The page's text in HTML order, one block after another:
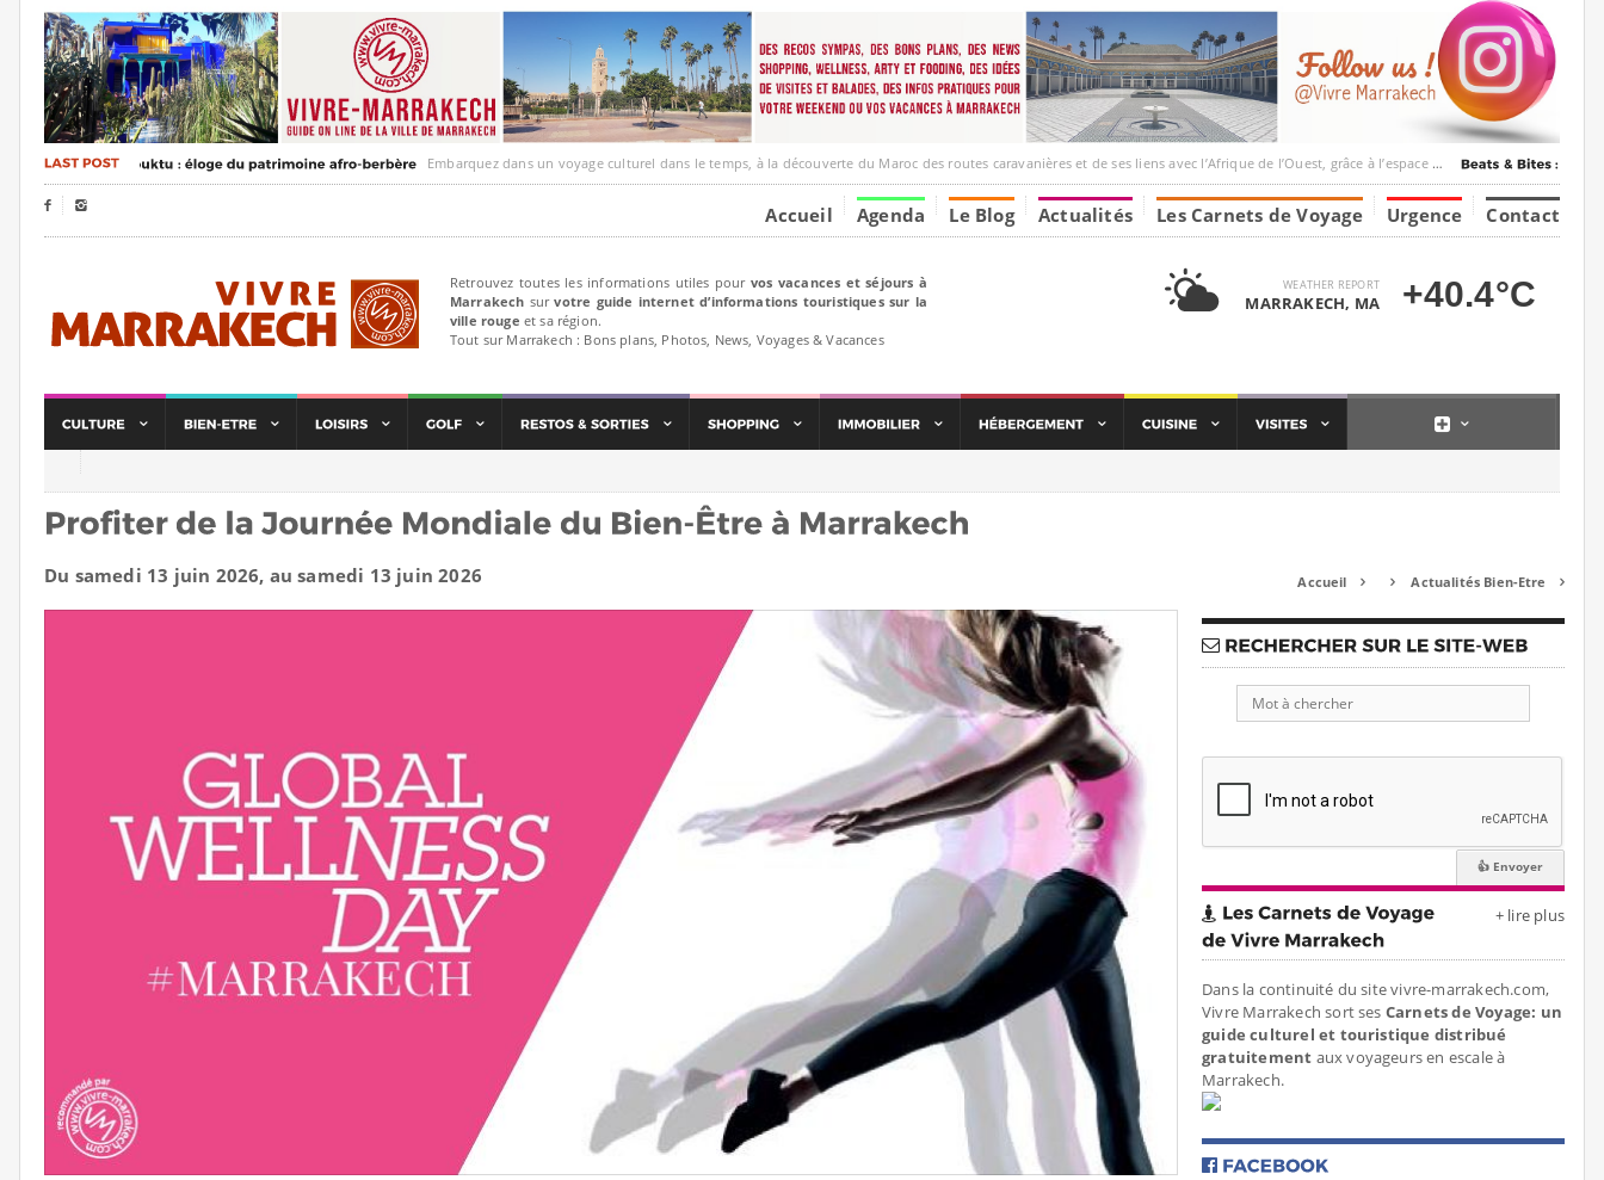
Embarquez dans un voyage culturel dans le temps, à la découverte du Maroc des routes caravanières et de ses liens avec l’Afrique de l’Ouest, grâce à l’espace Marrakesh-Tumbuktu.
  Accueil Agenda Le Blog Actualités Les Carnets de Voyage Urgence Contact
Retrouvez toutes les informations utiles pour vos vacances et séjours à
Marrakech survotre guide internet d’informations touristiques sur la
ville rouge et sa région.
Tout sur Marrakech : Bons plans, Photos, News, Voyages & Vacances
WEATHER REPORT
MARRAKECH, MA +40.4°C
Du samedi 13 juin 2026, au samedi 13 juin 2026 Accueil   Actualités Bien-Etre 
+ lire plus
Dans la continuité du site vivre-marrakech.com,
Vivre Marrakech sort ses Carnets de Voyage: un
guide culturel et touristique distribué
gratuitement aux voyageurs en escale à
Marrakech.